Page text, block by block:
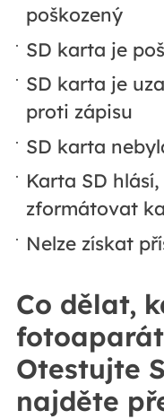
poškozený
SD karta je
SD karta je
proti zápisu
SD karta
Karta SD
zformátovat
Nelze získat
Co dělat,
Otestujte
najděte